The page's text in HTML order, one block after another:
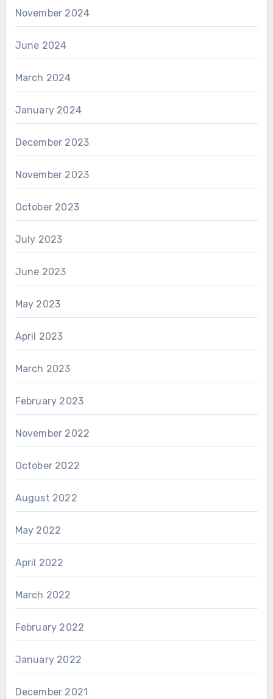
November 2024
June 2024
March 2024
January 2024
December 2023
November 2023
October 2023
July 2023
June 2023
May 2023
April 2023
March 2023
February 2023
November 2022
October 2022
August 2022
May 2022
April 2022
March 2022
February 2022
January 2022
December 2021